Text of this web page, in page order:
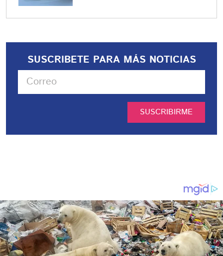
SUSCRIBETE PARA MÁS NOTICIAS
SUSCRIBIRME